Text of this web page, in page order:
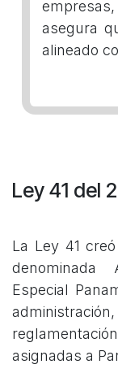
asegura
alineado
Ley 41 del
La Ley 41
denominada
Especial
asignadas a